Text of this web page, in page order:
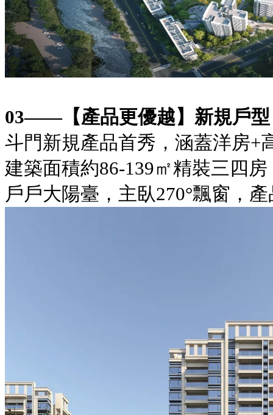
03——【產品更優越】新規戶型
斗門新規產品首秀，涵蓋洋房+
建築面積約86-139㎡精裝三四房
戶戶大陽臺，主臥270°飄窗，